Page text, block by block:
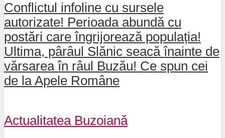
Conflictul infoline cu sursele
autorizate! Perioada abundă cu
postări care îngrijorează populația!
Ultima, pârâul Slănic seacă înainte de
vărsarea în râul Buzău! Ce spun cei
de la Apele Române
Actualitatea Buzoiană